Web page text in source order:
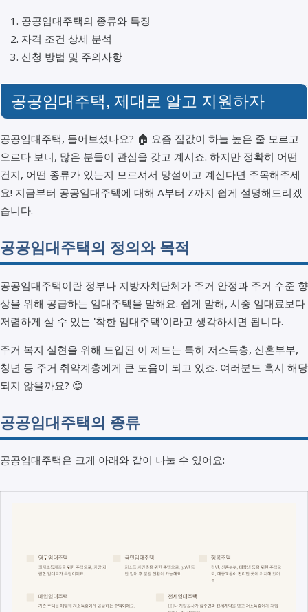
공공임대주택의 종류와 특징
자격 조건 상세 분석
신청 방법 및 주의사항
공공임대주택, 제대로 알고 지원하자
공공임대주택, 들어보셨나요? 🏠 요즘 집값이 하늘 높은 줄 모르고
오르다 보니, 많은 분들이 관심을 갖고 계시죠. 하지만 정확히 어떤
건지, 어떤 종류가 있는지 모르셔서 망설이고 계신다면 주목해주세
요! 지금부터 공공임대주택에 대해 A부터 Z까지 쉽게 설명해드리겠
습니다.
공공임대주택의 정의와 목적
공공임대주택이란 정부나 지방자치단체가 주거 안정과 주거 수준 향
상을 위해 공급하는 임대주택을 말해요. 쉽게 말해, 시중 임대료보다
저렴하게 살 수 있는 '착한 임대주택'이라고 생각하시면 됩니다.
주거 복지 실현을 위해 도입된 이 제도는 특히 저소득층, 신혼부부,
청년 등 주거 취약계층에게 큰 도움이 되고 있죠. 여러분도 혹시 해당
되지 않을까요? 😊
공공임대주택의 종류
공공임대주택은 크게 아래와 같이 나눌 수 있어요: